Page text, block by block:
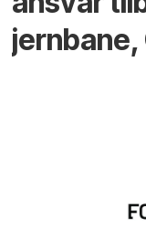
jernbane,